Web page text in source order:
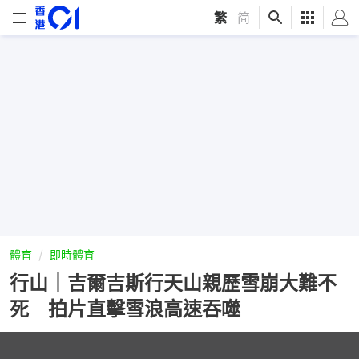
繁 简
體育 即時體育
行山｜吉爾吉斯行天山親歷雪崩大難不
死 拍片直擊雪浪高速吞噬